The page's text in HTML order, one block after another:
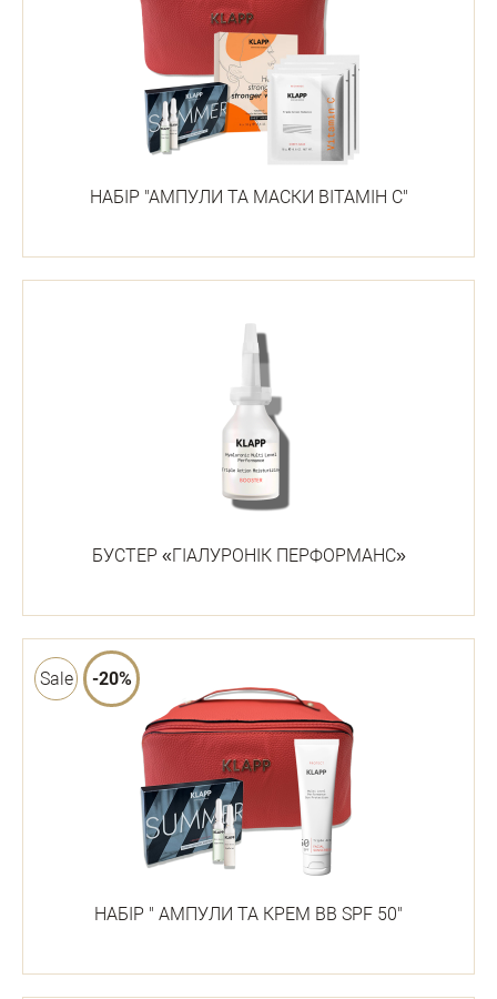
НАБІР "АМПУЛИ ТА МАСКИ ВІТАМІН С"
БУСТЕР «ГІАЛУРОНІК ПЕРФОРМАНС»
Sale -20%
НАБІР " АМПУЛИ ТА КРЕМ ВВ SPF 50"